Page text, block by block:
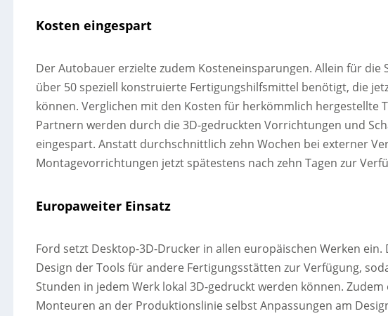
Kosten eingespart
Der Autobauer erzielte zudem Kosteneinsparungen. Allein für die
über 50 speziell konstruierte Fertigungshilfsmittel benötigt, die
können. Verglichen mit den Kosten für herkömmlich hergestellte
Partnern werden durch die 3D-gedruckten Vorrichtungen und
eingespart. Anstatt durchschnittlich zehn Wochen bei externer
Montagevorrichtungen jetzt spätestens nach zehn Tagen zur
Europaweiter Einsatz
Ford setzt Desktop-3D-Drucker in allen europäischen Werken
Design der Tools für andere Fertigungsstätten zur Verfügung,
Stunden in jedem Werk lokal 3D-gedruckt werden können.
Monteuren an der Produktionslinie selbst Anpassungen am